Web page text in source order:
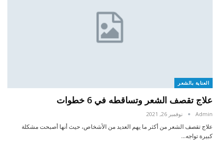
العناية بالشعر
علاج تقصف الشعر وتساقطه في 6 خطوات
Admin نوفمبر 26, 2021
علاج تقصف الشعر من أكثر ما يهم العديد من الأشخاص، حيث أنها أصبحت مشكلة
كبيرة تواجه…